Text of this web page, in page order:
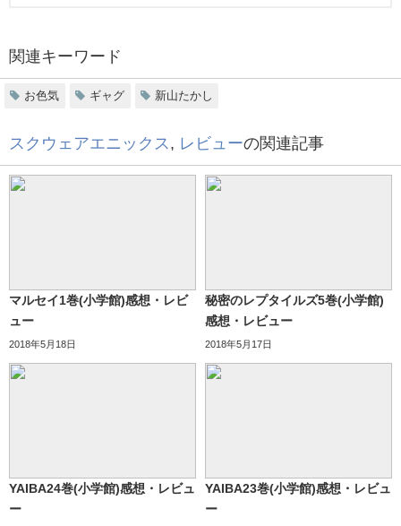
関連キーワード
お色気 ギャグ 新山たかし
スクウェアエニックス , レビューの関連記事
マルセイ1巻(小学館)感想・レビ
ュー
2018年5月18日
秘密のレプタイルズ5巻(小学館)
感想・レビュー
2018年5月17日
YAIBA24巻(小学館)感想・レビュ
ー
YAIBA23巻(小学館)感想・レビュ
ー